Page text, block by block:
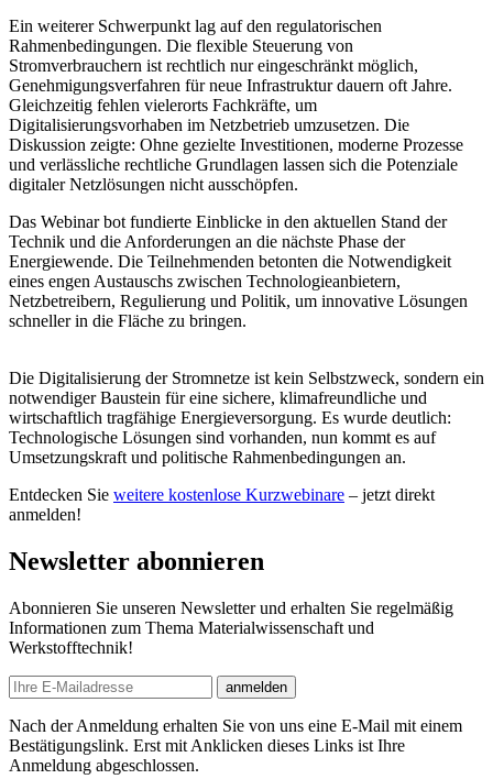
Ein weiterer Schwerpunkt lag auf den regulatorischen
Rahmenbedingungen. Die flexible Steuerung von
Stromverbrauchern ist rechtlich nur eingeschränkt möglich,
Genehmigungsverfahren für neue Infrastruktur dauern oft Jahre.
Gleichzeitig fehlen vielerorts Fachkräfte, um
Digitalisierungsvorhaben im Netzbetrieb umzusetzen. Die
Diskussion zeigte: Ohne gezielte Investitionen, moderne Prozesse
und verlässliche rechtliche Grundlagen lassen sich die Potenziale
digitaler Netzlösungen nicht ausschöpfen.
Das Webinar bot fundierte Einblicke in den aktuellen Stand der
Technik und die Anforderungen an die nächste Phase der
Energiewende. Die Teilnehmenden betonten die Notwendigkeit
eines engen Austauschs zwischen Technologieanbietern,
Netzbetreibern, Regulierung und Politik, um innovative Lösungen
schneller in die Fläche zu bringen.
Die Digitalisierung der Stromnetze ist kein Selbstzweck, sondern ein
notwendiger Baustein für eine sichere, klimafreundliche und
wirtschaftlich tragfähige Energieversorgung. Es wurde deutlich:
Technologische Lösungen sind vorhanden, nun kommt es auf
Umsetzungskraft und politische Rahmenbedingungen an.
Entdecken Sie weitere kostenlose Kurzwebinare – jetzt direkt
anmelden!
Newsletter abonnieren
Abonnieren Sie unseren Newsletter und erhalten Sie regelmäßig
Informationen zum Thema Materialwissenschaft und
Werkstofftechnik!
E-mail
anmelden
Nach der Anmeldung erhalten Sie von uns eine E-Mail mit einem
Bestätigungslink. Erst mit Anklicken dieses Links ist Ihre
Anmeldung abgeschlossen.